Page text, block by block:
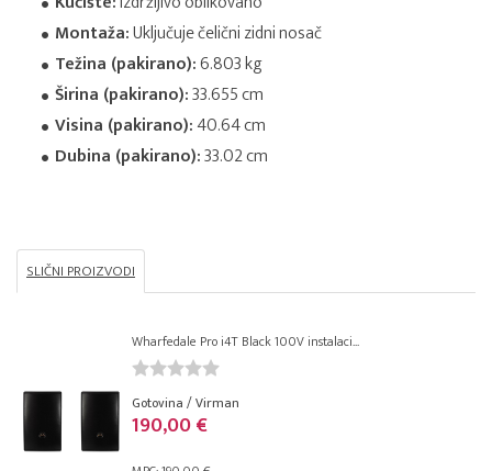
Montaža:Uključuje čelični zidni nosač
Težina (pakirano):6.803 kg
Širina (pakirano):33.655 cm
Visina (pakirano):40.64 cm
Dubina (pakirano):33.02 cm
SLIČNI PROIZVODI
Wharfedale Pro i4T Black 100V instalaci...
Gotovina / Virman
190,00 €